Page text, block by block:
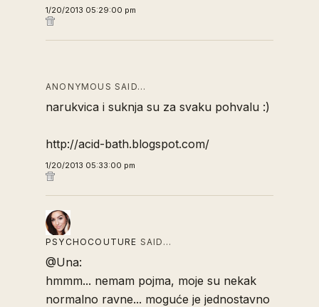
1/20/2013 05:29:00 pm
ANONYMOUS SAID…
narukvica i suknja su za svaku pohvalu :)
http://acid-bath.blogspot.com/
1/20/2013 05:33:00 pm
PSYCHOCOUTURE SAID…
@Una:
hmmm... nemam pojma, moje su nekak
normalno ravne... moguće je jednostavno